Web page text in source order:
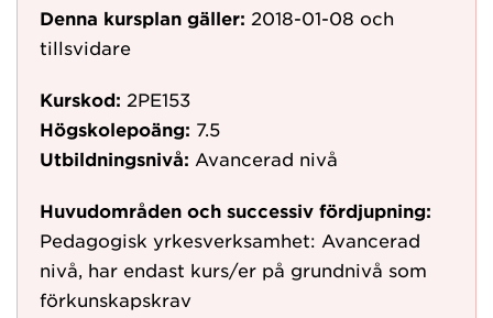
Denna kursplan gäller: 2018-01-08 och
tillsvidare
Kurskod: 2PE153
Högskolepoäng: 7.5
Utbildningsnivå: Avancerad nivå
Huvudområden och successiv fördjupning:
Pedagogisk yrkesverksamhet: Avancerad
nivå, har endast kurs/er på grundnivå som
förkunskapskrav